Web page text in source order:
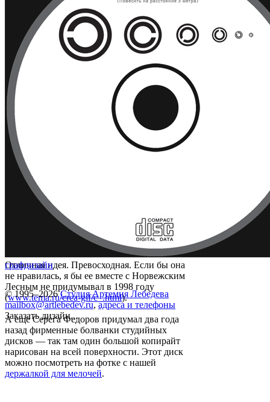
Отличная идея. Превосходная. Если бы она
не нравилась, я бы ее вместе с Норвежским
Лесным не придумывал в 1998 году
(www.tema.ru/crea-gif/c_.html).
А еще Серега Федоров придумал два года
назад фирменные болванки студийных
дисков — так там один большой копирайт
нарисован на всей поверхности. Этот диск
можно посмотреть на фотке с нашей
держалкой для мелочей.
графдизайн
© 1995–2026 Студия Артемия Лебедева
mailbox@artlebedev.ru, адреса и телефоны
Заказать дизайн...